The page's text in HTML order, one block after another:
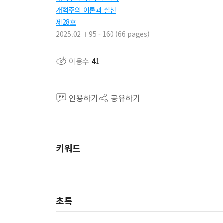
개혁주의 이론과 실천
제28호
2025.02
95 - 160 (66 pages)
이용수 41
인용하기 공유하기
키워드
초록